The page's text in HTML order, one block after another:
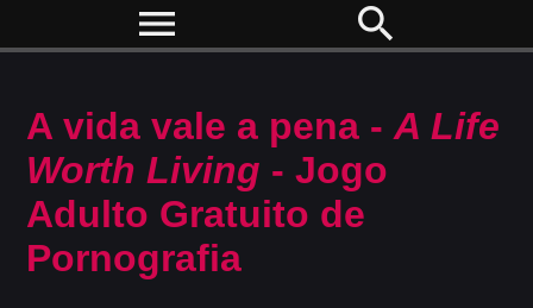
menu search
A vida vale a pena -A Life
Worth Living - Jogo
Adulto Gratuito de
Pornografia